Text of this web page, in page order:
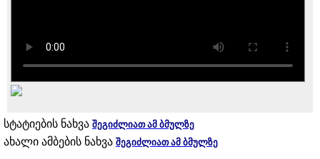
სტატიების ნახვა შეგიძლიათ ამ ბმულზე
ახალი ამბების ნახვა შეგიძლიათ ამ ბმულზე